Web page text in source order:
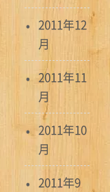
2011年12
月
2011年11
月
2011年10
月
2011年9